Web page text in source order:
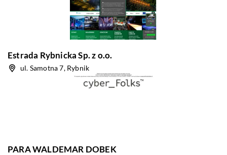
Estrada Rybnicka Sp. z o.o.
ul. Samotna 7, Rybnik
PARA WALDEMAR DOBEK